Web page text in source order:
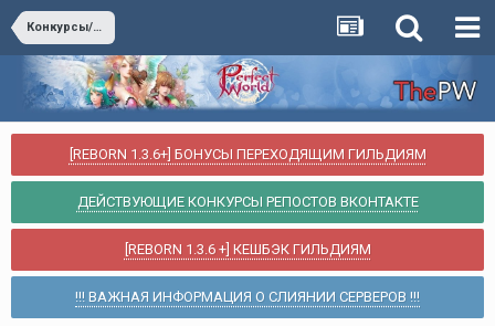
Конкурсы/Турниры/Ивенты сервера ThePW
[REBORN 1.3.6+] БОНУСЫ ПЕРЕХОДЯЩИМ ГИЛЬДИЯМ
ДЕЙСТВУЮЩИЕ КОНКУРСЫ РЕПОСТОВ ВКОНТАКТЕ
[REBORN 1.3.6 +] КЕШБЭК ГИЛЬДИЯМ
!!! ВАЖНАЯ ИНФОРМАЦИЯ О СЛИЯНИИ СЕРВЕРОВ !!!